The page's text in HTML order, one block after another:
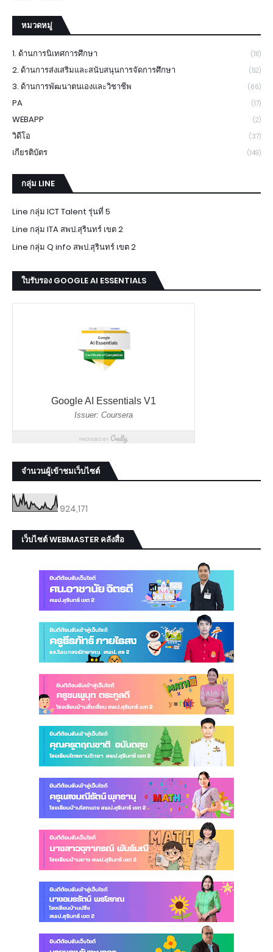
หมวดหมู่
1. ด้านการนิเทศการศึกษา (111)
2. ด้านการส่งเสริมและสนับสนุนการจัดการศึกษา (52)
3. ด้านการพัฒนาตนเองและวิชาชีพ (66)
PA (17)
WEBAPP (2)
วิดีโอ (37)
เกียรติบัตร (149)
กลุ่ม LINE
Line กลุ่ม ICT Talent รุ่นที่ 5
Line กลุ่ม ITA สพป.สุรินทร์ เขต 2
Line กลุ่ม Q info สพป.สุรินทร์ เขต 2
ใบรับรอง GOOGLE AI ESSENTIALS
จำนวนผู้เข้าชมเว็บไซต์
924,171
เว็บไซต์ WEBMASTER คลังสื่อ